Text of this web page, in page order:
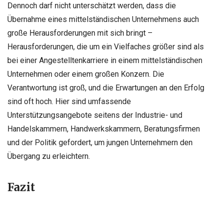
Dennoch darf nicht unterschätzt werden, dass die
Übernahme eines mittelständischen Unternehmens auch
große Herausforderungen mit sich bringt –
Herausforderungen, die um ein Vielfaches größer sind als
bei einer Angestelltenkarriere in einem mittelständischen
Unternehmen oder einem großen Konzern. Die
Verantwortung ist groß, und die Erwartungen an den Erfolg
sind oft hoch. Hier sind umfassende
Unterstützungsangebote seitens der Industrie- und
Handelskammern, Handwerkskammern, Beratungsfirmen
und der Politik gefordert, um jungen Unternehmern den
Übergang zu erleichtern.
Fazit